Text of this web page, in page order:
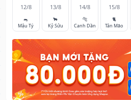
12/8
🐀
Mậu Tý
13/8
🐂
Kỷ Sửu
14/8
🐅
Canh Dần
15/8
🐈
Tân Mão